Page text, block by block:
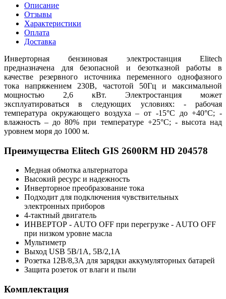
Описание
Отзывы
Характеристики
Оплата
Доставка
Инверторная бензиновая электростанция Elitech
предназначена для безопасной и безотказной работы в
качестве резервного источника переменного однофазного
тока напряжением 230В, частотой 50Гц и максимальной
мощностью 2,6 кВт. Электростанция может
эксплуатироваться в следующих условиях: - рабочая
температура окружающего воздуха – от -15°С до +40°С; -
влажность – до 80% при температуре +25°С; - высота над
уровнем моря до 1000 м.
Преимущества Elitech GIS 2600RМ HD 204578
Медная обмотка альтернатора
Высокий ресурс и надежность
Инверторное преобразование тока
Подходит для подключения чувствительных
электронных приборов
4-тактный двигатель
ИНВЕРТОР - AUTO OFF при перегрузке - AUTO OFF
при низком уровне масла
Мультиметр
Выход USB 5В/1А, 5В/2,1А
Розетка 12В/8,3А для зарядки аккумуляторных батарей
Защита розеток от влаги и пыли
Комплектация